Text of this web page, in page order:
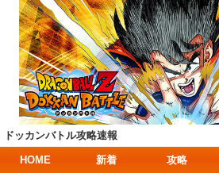
ドッカンバトル攻略速報
HOME 新着 攻略